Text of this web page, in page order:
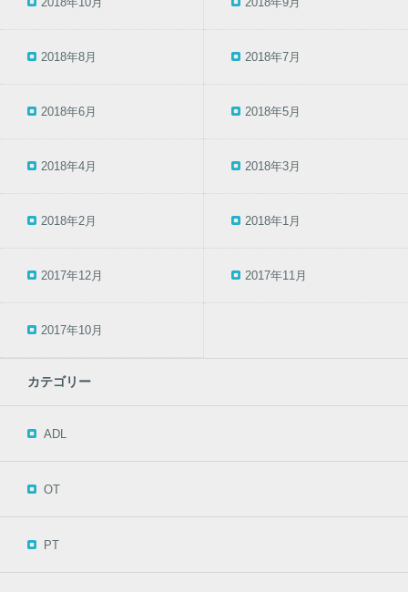
2018年8月 2018年7月
2018年6月 2018年5月
2018年4月 2018年3月
2018年2月 2018年1月
2017年12月 2017年11月
2017年10月
カテゴリー
ADL
OT
PT